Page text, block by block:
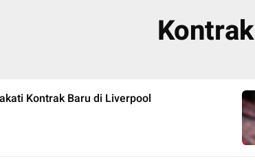
Kontrak
Kontrak Baru di Liverpool